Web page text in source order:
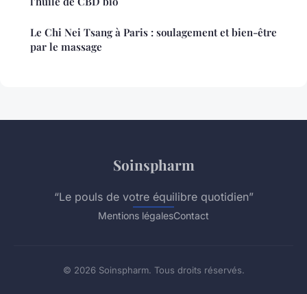
Le Chi Nei Tsang à Paris : soulagement et bien-être
par le massage
Soinspharm
“Le pouls de votre équilibre quotidien”
Mentions légalesContact
© 2026 Soinspharm. Tous droits réservés.